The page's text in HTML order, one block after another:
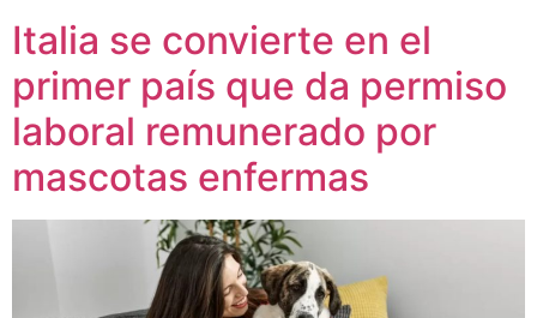
Italia se convierte en el
primer país que da permiso
laboral remunerado por
mascotas enfermas